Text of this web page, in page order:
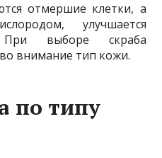
отмершие клетки, а
улучшается
выборе скраба
внимание тип кожи.
по типу